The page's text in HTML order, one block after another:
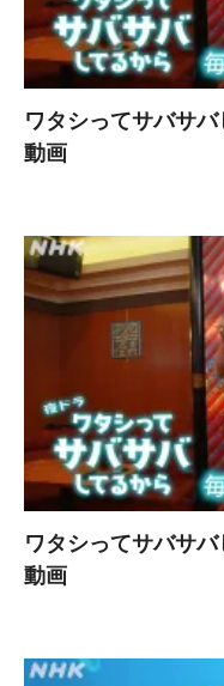
ワタシってサバサ
動画
ワタシってサバサ
動画